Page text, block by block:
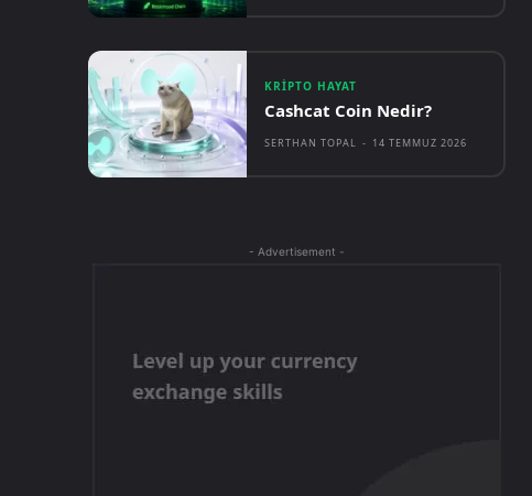
KRIPTO HAYAT
Cashcat Coin Nedir?
SERTHAN TOPAL - 14 TEMMUZ 2026
- Advertisement -